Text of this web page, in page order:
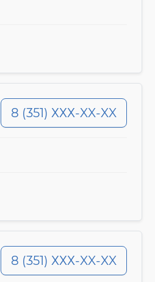
8 (351) ХХХ-XX-XX
8 (351) ХХХ-XX-XX